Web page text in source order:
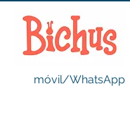
móvil/WhatsApp